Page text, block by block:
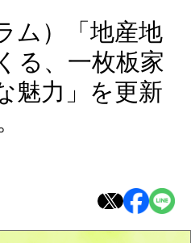
ム）「地産地
る、一枚板家
魅力」を更新